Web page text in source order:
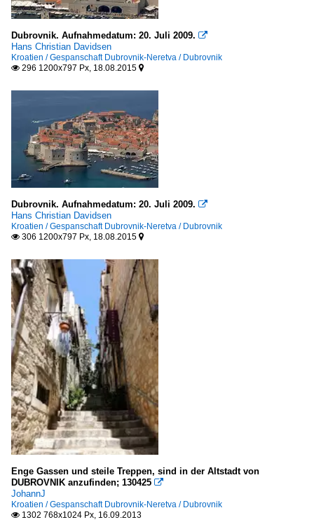
Dubrovnik. Aufnahmedatum: 20. Juli 2009. 
Hans Christian Davidsen
Kroatien / Gespanschaft Dubrovnik-Neretva / Dubrovnik
 296 1200x797 Px, 18.08.2015 
Dubrovnik. Aufnahmedatum: 20. Juli 2009. 
Hans Christian Davidsen
Kroatien / Gespanschaft Dubrovnik-Neretva / Dubrovnik
 306 1200x797 Px, 18.08.2015 
Enge Gassen und steile Treppen, sind in der Altstadt von
DUBROVNIK anzufinden; 130425 
JohannJ
Kroatien / Gespanschaft Dubrovnik-Neretva / Dubrovnik
 1302 768x1024 Px, 16.09.2013